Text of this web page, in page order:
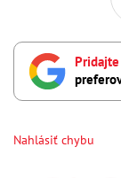
Pridajte
Nahlásiť chybu